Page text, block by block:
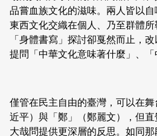
品嘗血族文化的滋味。兩人皆以
東西文化交織在個人、乃至群體
「身體書寫」探討卻戛然而止，
提問「中華文化意味著什麼」、「
僅管在民主自由的臺灣，可以在
近平）與「鄭」（鄭麗文），但
大哉問提供更深層的反思。如同